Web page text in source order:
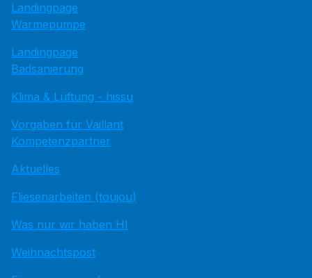
Landingpage
Wärmepumpe
Landingpage
Badsanierung
Klima & Lüftung - hissu
Vorgaben für Vaillant
Kompetenzpartner
Aktuelles
Fliesenarbeiten (toujou)
Was nur wir haben HI
Weihnachtspost